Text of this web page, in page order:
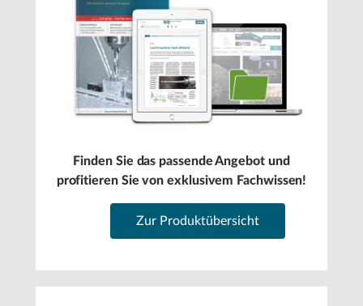
Finden Sie das passende Angebot und
profitieren Sie von exklusivem Fachwissen!
Zur Produktübersicht